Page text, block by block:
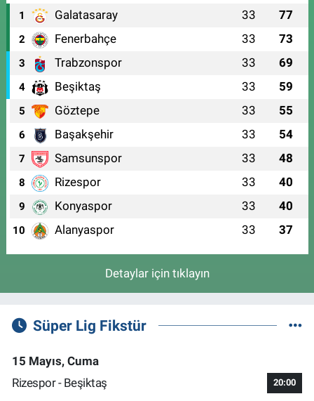
1 Galatasaray 33 77
2 Fenerbahçe 33 73
3 Trabzonspor 33 69
4 Beşiktaş 33 59
5 Göztepe 33 55
6 Başakşehir 33 54
7 Samsunspor 33 48
8 Rizespor 33 40
9 Konyaspor 33 40
10 Alanyaspor 33 37
Detaylar için tıklayın
Süper Lig Fikstür
15 Mayıs, Cuma
Rizespor - Beşiktaş
20:00